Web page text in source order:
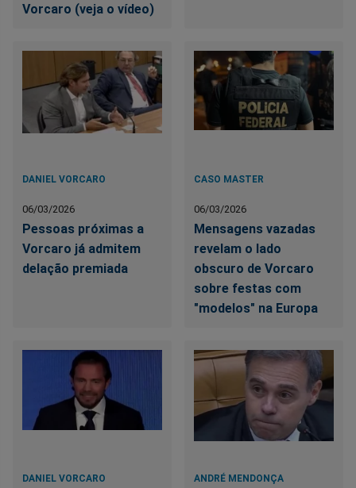
Vorcaro (veja o vídeo)
DANIEL VORCARO
06/03/2026
Pessoas próximas a
Vorcaro já admitem
delação premiada
CASO MASTER
06/03/2026
Mensagens vazadas
revelam o lado
obscuro de Vorcaro
sobre festas com
"modelos" na Europa
DANIEL VORCARO ANDRÉ MENDONÇA